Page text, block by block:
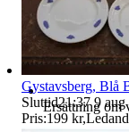
Ersättning om
Gystavsberg, Blå
Sluttid21:37 9 aug
Pris:199 kr,